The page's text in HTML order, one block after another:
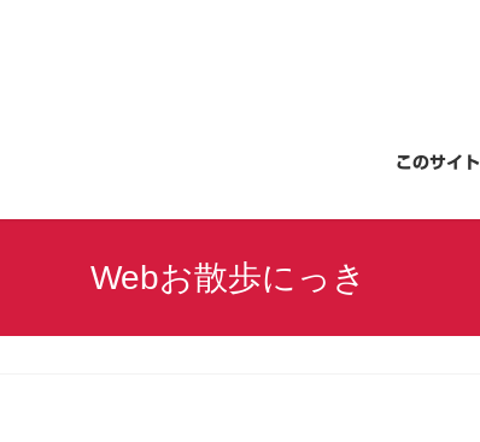
このサイト
Webお散歩にっき